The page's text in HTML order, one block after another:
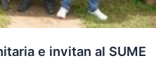
e invitan al SUME